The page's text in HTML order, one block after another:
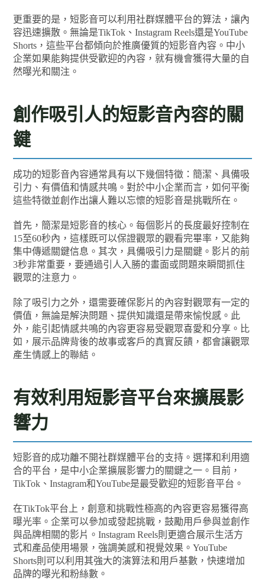
更重要的是，短影音可以利用社群媒體平台的算法，讓內
容迅速擴散。無論是TikTok、Instagram Reels還是YouTube
Shorts，這些平台都傾向於推廣優質的短影音內容。中小
企業如果能夠提供受歡迎的內容，就有機會獲得大量的自
然曝光和關注。
創作吸引人的短影音內容的關
鍵
成功的短影音內容通常具有以下幾個特徵：簡潔、具備吸
引力、有價值和情感共鳴。對於中小企業而言，如何平衡
這些特徵並創作出讓人難以忘懷的短影音是挑戰所在。
首先，簡潔是短影音的核心。每個影片的長度最好控制在
15至60秒內，這樣既可以保證觀眾的觀看完畢率，又能夠
集中傳遞關鍵信息。其次，具備吸引力是關鍵。影片的前
3秒非常重要，要通過引人入勝的畫面或問題來瞬間抓住
觀眾的注意力。
除了吸引力之外，還需要確保影片的內容對觀眾有一定的
價值，無論是解決問題、提供知識還是帶來愉悅感。此
外，能引起情感共鳴的內容更容易受觀眾喜愛和分享。比
如，展示品牌背後的故事或客戶的真實反饋，都會讓觀眾
產生情感上的聯結。
有效利用短影音平台來擴展影
響力
短影音的成功離不開社群媒體平台的支持。選擇和利用適
合的平台，是中小企業擴展影響力的關鍵之一。目前，
TikTok、Instagram和YouTube是最受歡迎的短影音平台。
在TikTok平台上，創意和挑戰性極高的內容更容易獲得高
曝光率。企業可以參加或發起挑戰，鼓勵用戶參與並創作
與品牌相關的影片。Instagram Reels則更適合展示生活方
式和產品使用場景，強調美感和視覺效果。YouTube
Shorts則可以利用其強大的演算法和用戶基數，快速增加
品牌的曝光和粉絲數。